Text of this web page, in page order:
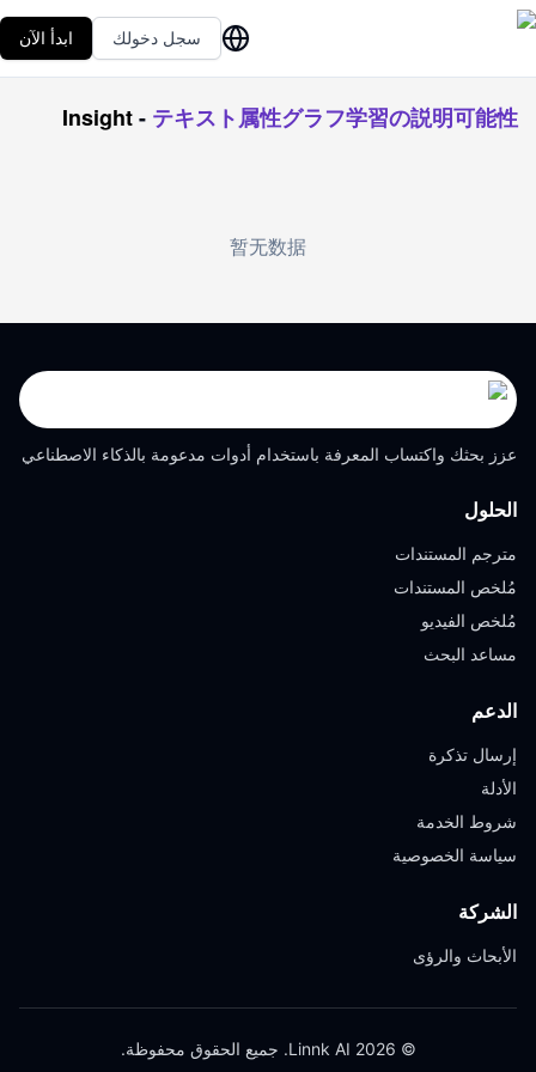
سجل دخولك ابدأ الآن
Insight- テキスト属性グラフ学習の説明可能性
暂无数据
عزز بحثك واكتساب المعرفة باستخدام أدوات مدعومة بالذكاء الاصطناعي
الحلول
مترجم المستندات
مُلخص المستندات
مُلخص الفيديو
مساعد البحث
الدعم
إرسال تذكرة
الأدلة
شروط الخدمة
سياسة الخصوصية
الشركة
الأبحاث والرؤى
© 2026 Linnk AI. جميع الحقوق محفوظة.